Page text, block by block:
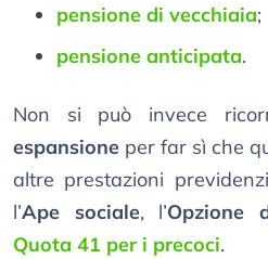
pensione di vecchiaia;
pensione anticipata.
Non si può invece
espansione per far sì che
altre prestazioni
l’Ape sociale, l’Opzione
Quota 41 per i precoci.